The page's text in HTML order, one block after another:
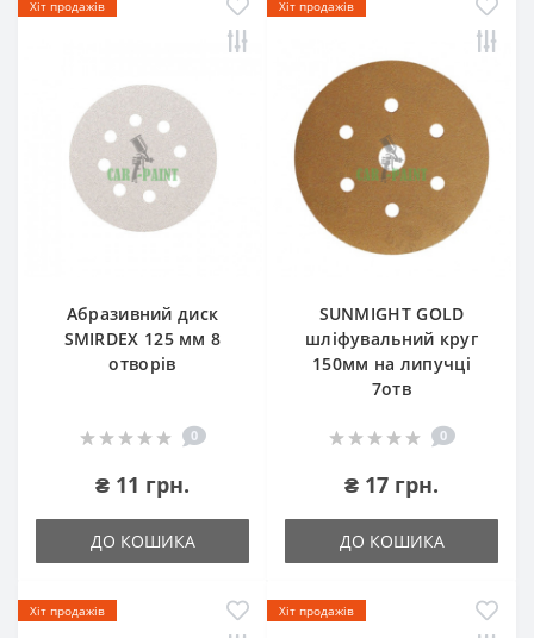
Хіт продажів
Абразивний диск
SMIRDEX 125 мм 8
отворів
0
₴ 11 грн.
ДО КОШИКА
Хіт продажів
SUNMIGHT GOLD
шліфувальний круг
150мм на липучці
7отв
0
₴ 17 грн.
ДО КОШИКА
Хіт продажів Хіт продажів